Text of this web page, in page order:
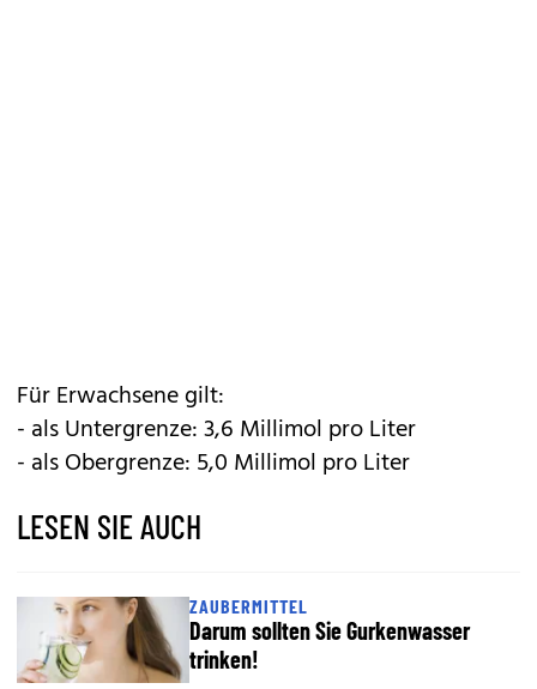
Für Erwachsene gilt:
- als Untergrenze: 3,6 Millimol pro Liter
- als Obergrenze: 5,0 Millimol pro Liter
LESEN SIE AUCH
ZAUBERMITTEL
Darum sollten Sie Gurkenwasser
trinken!